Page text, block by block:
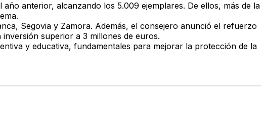
anterior, alcanzando los 5.009 ejemplares. De ellos, más de la
Segovia y Zamora. Además, el consejero anunció el refuerzo
superior a 3 millones de euros.
y educativa, fundamentales para mejorar la protección de la